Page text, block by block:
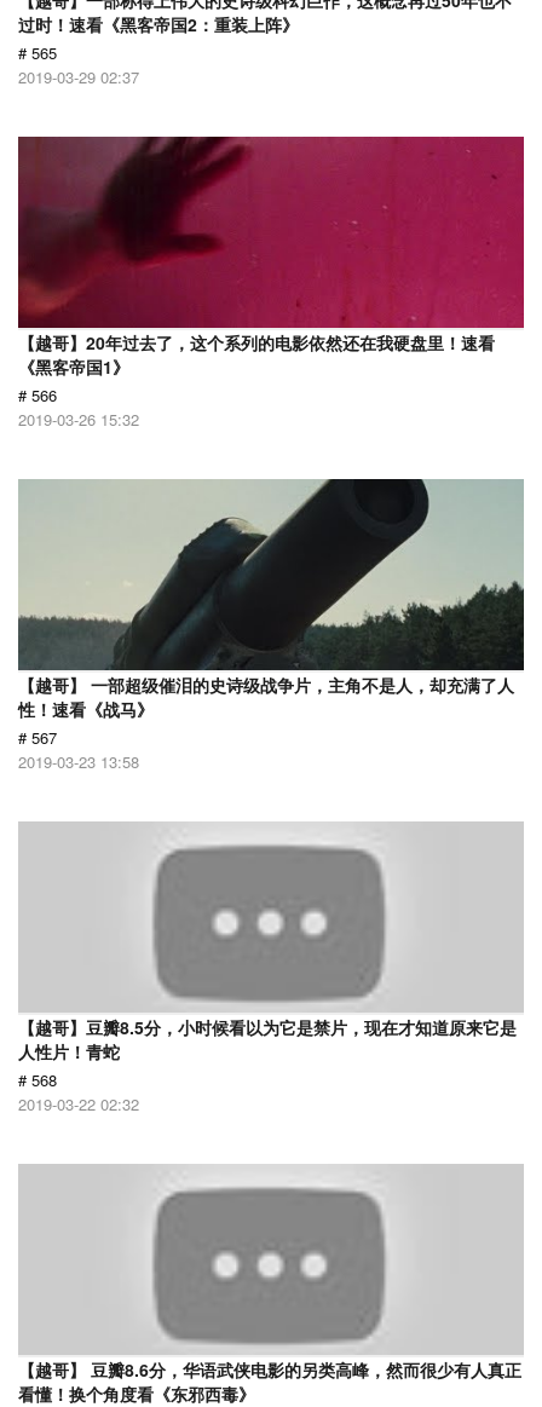
过时！速看《黑客帝国2：重装上阵》
# 565
2019-03-29 02:37
【越哥】20年过去了，这个系列的电影依然还在我硬盘里！速看
《黑客帝国1》
# 566
2019-03-26 15:32
【越哥】 一部超级催泪的史诗级战争片，主角不是人，却充满了人
性！速看《战马》
# 567
2019-03-23 13:58
【越哥】豆瓣8.5分，小时候看以为它是禁片，现在才知道原来它是
人性片！青蛇
# 568
2019-03-22 02:32
【越哥】 豆瓣8.6分，华语武侠电影的另类高峰，然而很少有人真正
看懂！换个角度看《东邪西毒》